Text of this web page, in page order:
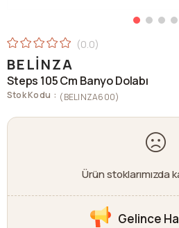
0.0
BELINZA
Steps 105 Cm Banyo Dolabı
Stok Kodu (BELINZA600)
Ürün stoklarımızda
Gelince